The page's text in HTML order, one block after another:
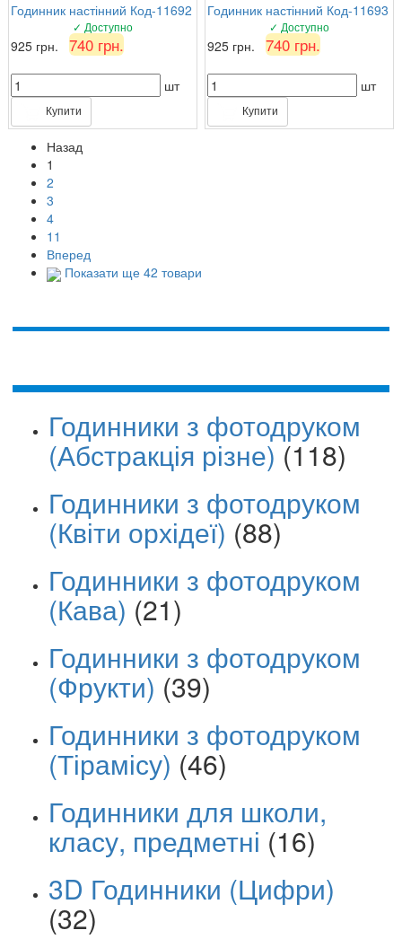
Годинник настінний Код-11692
✓ Доступно
925 грн. 740 грн.
шт
Купити
Годинник настінний Код-11693
✓ Доступно
925 грн. 740 грн.
шт
Купити
Назад
1
2
3
4
11
Вперед
Показати ще 42 товари
Годинники з фотодруком
(Абстракція різне) (118)
Годинники з фотодруком
(Квіти орхідеї) (88)
Годинники з фотодруком
(Кава) (21)
Годинники з фотодруком
(Фрукти) (39)
Годинники з фотодруком
(Тірамісу) (46)
Годинники для школи,
класу, предметні (16)
3D Годинники (Цифри)
(32)